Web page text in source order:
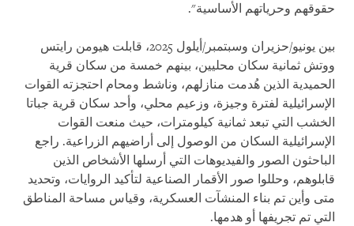
حقوقهم وحرياتهم الأساسية".
بين يونيو/حزيران وسبتمبر/أيلول 2025، قابلت هيومن رايتس
ووتش ثمانية سكان محليين، بينهم خمسة من سكان قرية
الحميدية الذين هُدمت منازلهم، وناشط ومحام احتجزته القوات
الإسرائيلية لفترة وجيزة، وزعيم محلي، وأحد سكان قرية جباتا
الخشب التي تبعد ثمانية كيلومترات، حيث منعت القوات
الإسرائيلية السكان من الوصول إلى أراضيهم الزراعية. راجع
الباحثون الصور والفيديوهات التي أرسلها الأشخاص الذين
قابلوهم، وحللوا صور الأقمار الصناعية لتأكيد الروايات، وتحديد
متى وأين تم بناء المنشآت العسكرية، وقياس مساحة المناطق
التي تم تجريفها أو هدمها.